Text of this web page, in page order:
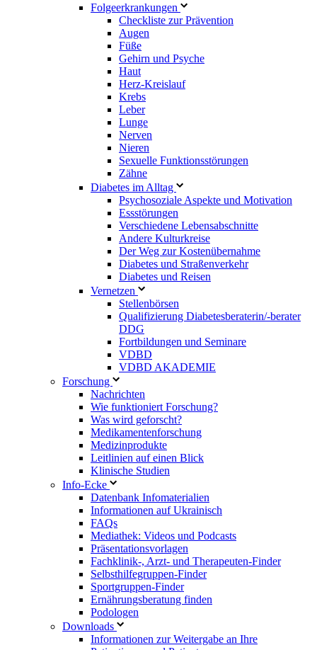
Folgeerkrankungen
Checkliste zur Prävention
Augen
Füße
Gehirn und Psyche
Haut
Herz-Kreislauf
Krebs
Leber
Lunge
Nerven
Nieren
Sexuelle Funktionsstörungen
Zähne
Diabetes im Alltag
Psychosoziale Aspekte und Motivation
Essstörungen
Verschiedene Lebensabschnitte
Andere Kulturkreise
Der Weg zur Kostenübernahme
Diabetes und Straßenverkehr
Diabetes und Reisen
Vernetzen
Stellenbörsen
Qualifizierung Diabetesberaterin/­-berater
DDG
Fortbildungen und Seminare
VDBD
VDBD AKADEMIE
Forschung
Nachrichten
Wie funktioniert Forschung?
Was wird geforscht?
Medikamentenforschung
Medizinprodukte
Leitlinien auf einen Blick
Klinische Studien
Info-Ecke
Datenbank Infomaterialien
Informationen auf Ukrainisch
FAQs
Mediathek: Videos und Podcasts
Präsentationsvorlagen
Fachklinik-, Arzt- und Therapeuten-Finder
Selbsthilfegruppen-Finder
Sportgruppen-Finder
Ernährungsberatung finden
Podologen
Downloads
Informationen zur Weitergabe an Ihre